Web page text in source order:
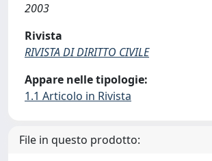
2003
Rivista
RIVISTA DI DIRITTO CIVILE
Appare nelle tipologie:
1.1 Articolo in Rivista
File in questo prodotto: